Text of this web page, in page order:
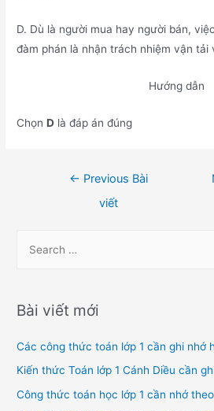
D. Dù là người mua hay người bán,
đàm phán là nhận trách nhiệm vận tải
Hướng dẫn
ChọnD là đáp án đúng
← Previous Bài
viết
r
h
f
o
Bài viết mới
Các công thức toán lớp 1 cần ghi nhớ
Kiến thức Toán lớp 1 Cánh Diều cần
Công thức toán học lớp 1 cần nhớ